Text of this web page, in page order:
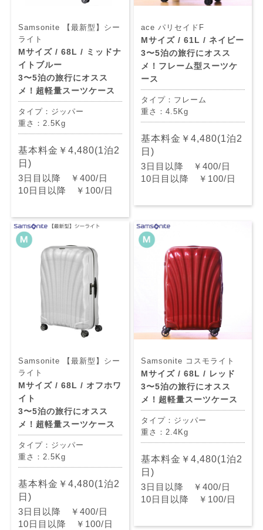
Samsonite 【最新型】シー
ライト
Mサイズ / 68L / ミッドナ
イトブルー
3〜5泊の旅行にオスス
メ！超軽量スーツケース
タイプ：ジッパー
重さ：2.5Kg
基本料金￥4,480(1泊2
日)
3日目以降 ￥400/日
10日目以降 ￥100/日
ace パリセイドF
Mサイズ / 61L / ネイビー
3〜5泊の旅行にオスス
メ！フレーム型スーツケ
ース
タイプ：フレーム
重さ：4.5Kg
基本料金￥4,480(1泊2
日)
3日目以降 ￥400/日
10日目以降 ￥100/日
Samsonite 【最新型】シー
ライト
Mサイズ / 68L / オフホワ
イト
3〜5泊の旅行にオスス
メ！超軽量スーツケース
タイプ：ジッパー
重さ：2.5Kg
基本料金￥4,480(1泊2
日)
3日目以降 ￥400/日
10日目以降 ￥100/日
Samsonite コスモライト
Mサイズ / 68L / レッド
3〜5泊の旅行にオスス
メ！超軽量スーツケース
タイプ：ジッパー
重さ：2.4Kg
基本料金￥4,480(1泊2
日)
3日目以降 ￥400/日
10日目以降 ￥100/日